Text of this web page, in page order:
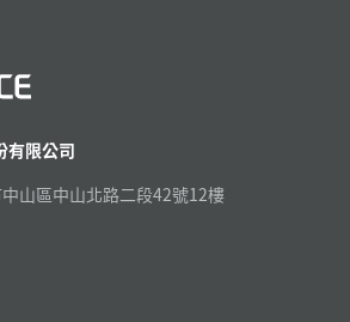
有限公司
山區中山北路二段42號12樓